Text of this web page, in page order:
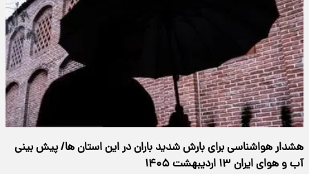
هشدار هواشناسی برای بارش شدید باران در این استان ها/ پیش بینی
آب و هوای ایران ۱۳ اردیبهشت ۱۴۰۵